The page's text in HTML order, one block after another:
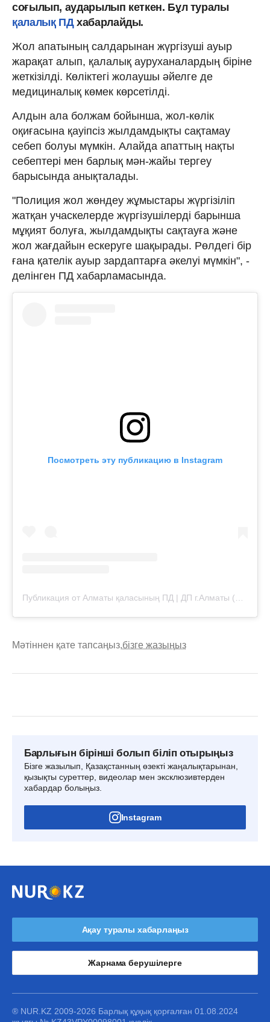
соғылып, аударылып кеткен. Бұл туралы
қалалық ПДхабарлайды.
Жол апатының салдарынан жүргізуші ауыр
жарақат алып, қалалық ауруханалардың біріне
жеткізілді. Көліктегі жолаушы әйелге де
медициналық көмек көрсетілді.
Алдын ала болжам бойынша, жол-көлік
оқиғасына қауіпсіз жылдамдықты сақтамау
себеп болуы мүмкін. Алайда апаттың нақты
себептері мен барлық мән-жайы тергеу
барысында анықталады.
"Полиция жол жөндеу жұмыстары жүргізіліп
жатқан учаскелерде жүргізушілерді барынша
мұқият болуға, жылдамдықты сақтауға және
жол жағдайын ескеруге шақырады. Рөлдегі бір
ғана қателік ауыр зардаптарға әкелуі мүмкін", -
делінген ПД хабарламасында.
Посмотреть эту публикацию в Instagram
Мәтіннен қате тапсаңыз,бізге жазыңыз
Барлығын бірінші болып біліп отырыңыз
Бізге жазылып, Қазақстанның өзекті жаңалықтарынан,
қызықты суреттер, видеолар мен эксклюзивтерден
хабардар болыңыз.
Instagram
Ақау туралы хабарлаңыз
Жарнама берушілерге
® NUR.KZ 2009-2026 Барлық құқық қорғалған 01.08.2024